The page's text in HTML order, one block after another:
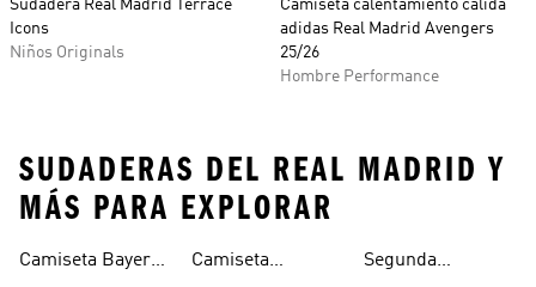
Sudadera Real Madrid Terrace
Icons
Niños Originals
Camiseta calentamiento cálida
adidas Real Madrid Avengers
25/26
Hombre Performance
SUDADERAS DEL REAL MADRID Y
MÁS PARA EXPLORAR
Camiseta Bayern
Camiseta
Segunda